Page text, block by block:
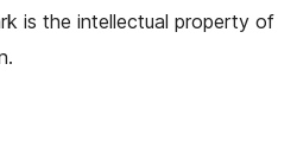
is the intellectual property of